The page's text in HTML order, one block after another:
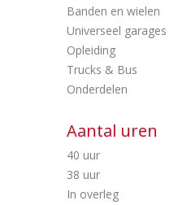
Banden en wielen
Universeel garages
Opleiding
Trucks & Bus
Onderdelen
Aantal uren
40 uur
38 uur
In overleg